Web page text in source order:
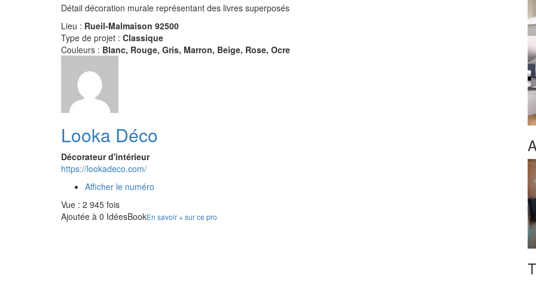
Détail décoration murale représentant des livres superposés
Lieu : Rueil-Malmaison 92500
Type de projet : Classique
Couleurs : Blanc, Rouge, Gris, Marron, Beige, Rose, Ocre
Looka Déco
Décorateur d'intérieur
https://lookadeco.com/
Afficher le numéro
Vue : 2 945 fois
Ajoutée à 0 IdéesBookEn savoir + sur ce pro